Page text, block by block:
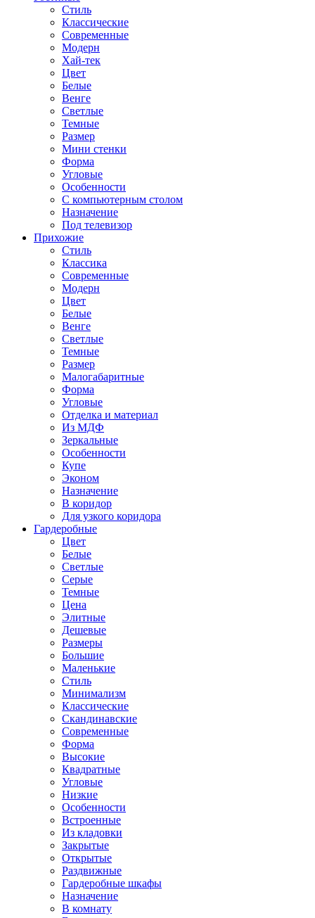
Стиль
Классические
Современные
Модерн
Хай-тек
Цвет
Белые
Венге
Светлые
Темные
Размер
Мини стенки
Форма
Угловые
Особенности
С компьютерным столом
Назначение
Под телевизор
Прихожие
Стиль
Классика
Современные
Модерн
Цвет
Белые
Венге
Светлые
Темные
Размер
Малогабаритные
Форма
Угловые
Отделка и материал
Из МДФ
Зеркальные
Особенности
Купе
Эконом
Назначение
В коридор
Для узкого коридора
Гардеробные
Цвет
Белые
Светлые
Серые
Темные
Цена
Элитные
Дешевые
Размеры
Большие
Маленькие
Стиль
Минимализм
Классические
Скандинавские
Современные
Форма
Высокие
Квадратные
Угловые
Низкие
Особенности
Встроенные
Из кладовки
Закрытые
Открытые
Раздвижные
Гардеробные шкафы
Назначение
В комнату